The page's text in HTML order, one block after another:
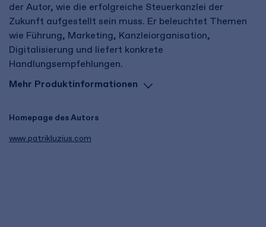
der Autor, wie die erfolgreiche Steuerkanzlei der
Zukunft aufgestellt sein muss. Er beleuchtet Themen
wie Führung, Marketing, Kanzleiorganisation,
Digitalisierung und liefert konkrete
Handlungsempfehlungen.
Mehr Produktinformationen
Homepage des Autors
www.patrikluzius.com